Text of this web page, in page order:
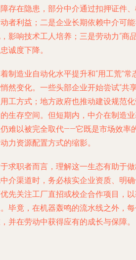
存在隐患，部分中介通过扣押证件
者利益；二是企业长期依赖中介可
影响技术工人培养；三是劳动力“商
诚度下降。
制造业自动化水平提升和“用工荒”
然变化。一些头部企业开始尝试“共
工方式；地方政府也推动建设规范
生存空间。但短期内，中介在制造
难以被完全取代——它既是市场效率
力资源配置方式的缩影。
求职者而言，理解这一生态有助于
介渠道时，务必核实企业资质、明
先关注工厂直招或校企合作项目，
毕竟，在机器轰鸣的流水线之外，
并在劳动中获得应有的成长与保障。